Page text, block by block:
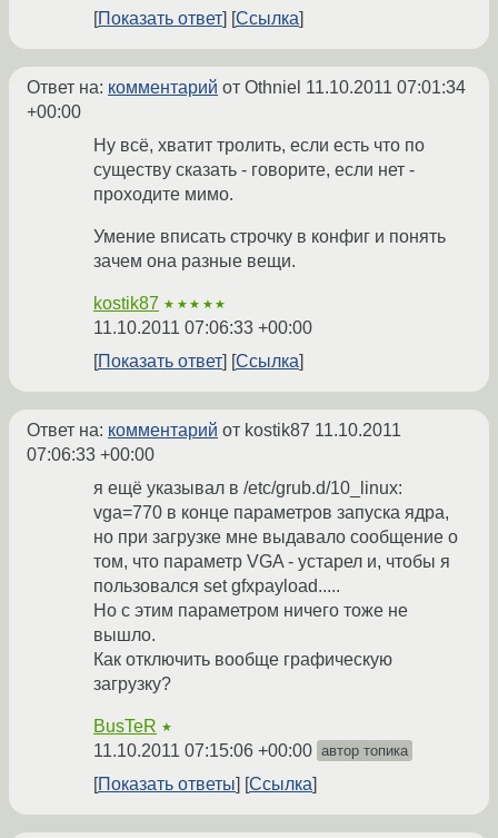
Показать ответ
Ссылка
Ответ на: комментарий от Othniel 11.10.2011 07:01:34
+00:00
Ну всё, хватит тролить, если есть что по
существу сказать - говорите, если нет -
проходите мимо.
Умение вписать строчку в конфиг и понять
зачем она разные вещи.
kostik87 ★★★★★
11.10.2011 07:06:33 +00:00
Показать ответ
Ссылка
Ответ на: комментарий от kostik87 11.10.2011
07:06:33 +00:00
я ещё указывал в /etc/grub.d/10_linux:
vga=770 в конце параметров запуска ядра,
но при загрузке мне выдавало сообщение о
том, что параметр VGA - устарел и, чтобы я
пользовался set gfxpayload.....
Но с этим параметром ничего тоже не
вышло.
Как отключить вообще графическую
загрузку?
BusTeR ★
11.10.2011 07:15:06 +00:00 автор топика
Показать ответы Ссылка